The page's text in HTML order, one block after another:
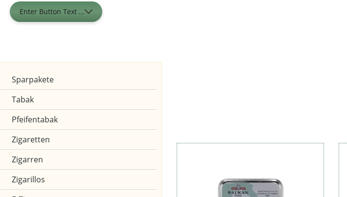
Enter Button Text ...
Sparpakete
Tabak
Pfeifentabak
Zigaretten
Zigarren
Zigarillos